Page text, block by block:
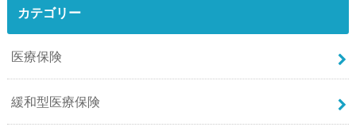
カテゴリー
医療保険
緩和型医療保険